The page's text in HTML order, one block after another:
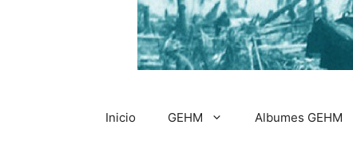
Inicio GEHM Albumes GEHM